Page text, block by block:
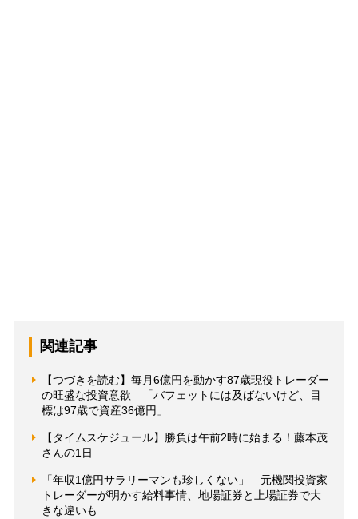
関連記事
【つづきを読む】毎月6億円を動かす87歳現役トレーダー
の旺盛な投資意欲 「バフェットには及ばないけど、目
標は97歳で資産36億円」
【タイムスケジュール】勝負は午前2時に始まる！藤本茂
さんの1日
「年収1億円サラリーマンも珍しくない」 元機関投資家
トレーダーが明かす給料事情、地場証券と上場証券で大
きな違いも